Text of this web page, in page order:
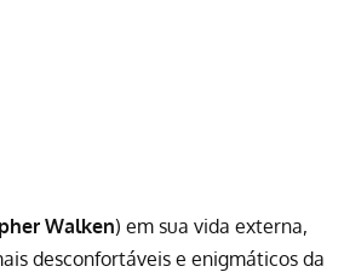
Walken) em sua vida externa,
desconfortáveis e enigmáticos da